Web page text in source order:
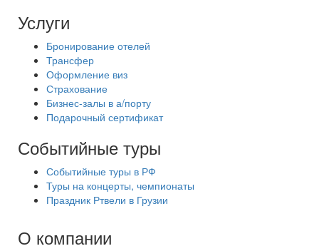
Услуги
Бронирование отелей
Трансфер
Оформление виз
Страхование
Бизнес-залы в а/порту
Подарочный сертификат
Событийные туры
Событийные туры в РФ
Туры на концерты, чемпионаты
Праздник Ртвели в Грузии
О компании